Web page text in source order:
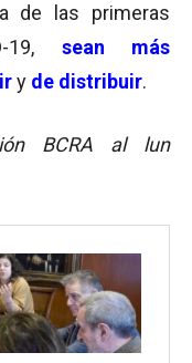
de las primeras
19, sean más
y de distribuir.
BCRA al lun